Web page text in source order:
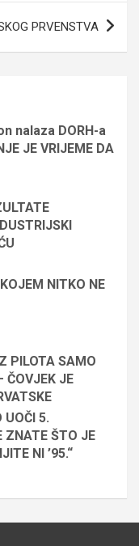
PRVENSTVA
nalaza DORH-a
JE VRIJEME DA
NITKO NE
PILOTA SAMO
ČOVJEK JE
UOČI 5.
ZNATE ŠTO JE
NI ’95.“